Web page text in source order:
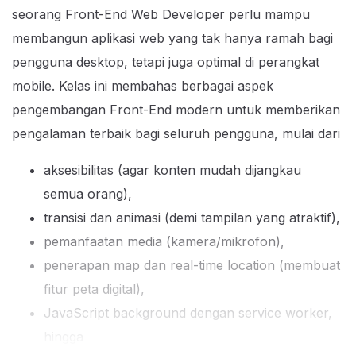
seorang Front-End Web Developer perlu mampu
membangun aplikasi web yang tak hanya ramah bagi
pengguna desktop, tetapi juga optimal di perangkat
mobile. Kelas ini membahas berbagai aspek
pengembangan Front-End modern untuk memberikan
pengalaman terbaik bagi seluruh pengguna, mulai dari
aksesibilitas (agar konten mudah dijangkau
semua orang),
transisi dan animasi (demi tampilan yang atraktif),
pemanfaatan media (kamera/mikrofon),
penerapan map dan real-time location (membuat
fitur peta digital),
JavaScript background dengan service worker,